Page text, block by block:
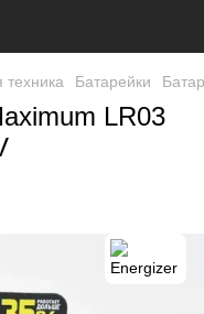
техника Батарейки
LR03